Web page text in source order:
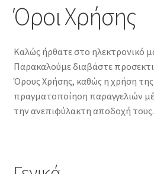
Όροι Χρήσης
Καλώς ήρθατε στο ηλεκτρονικό
Παρακαλούμε διαβάστε
Όρους Χρήσης, καθώς η χρήση της
πραγματοποίηση παραγγελιών
την ανεπιφύλακτη αποδοχή τους.